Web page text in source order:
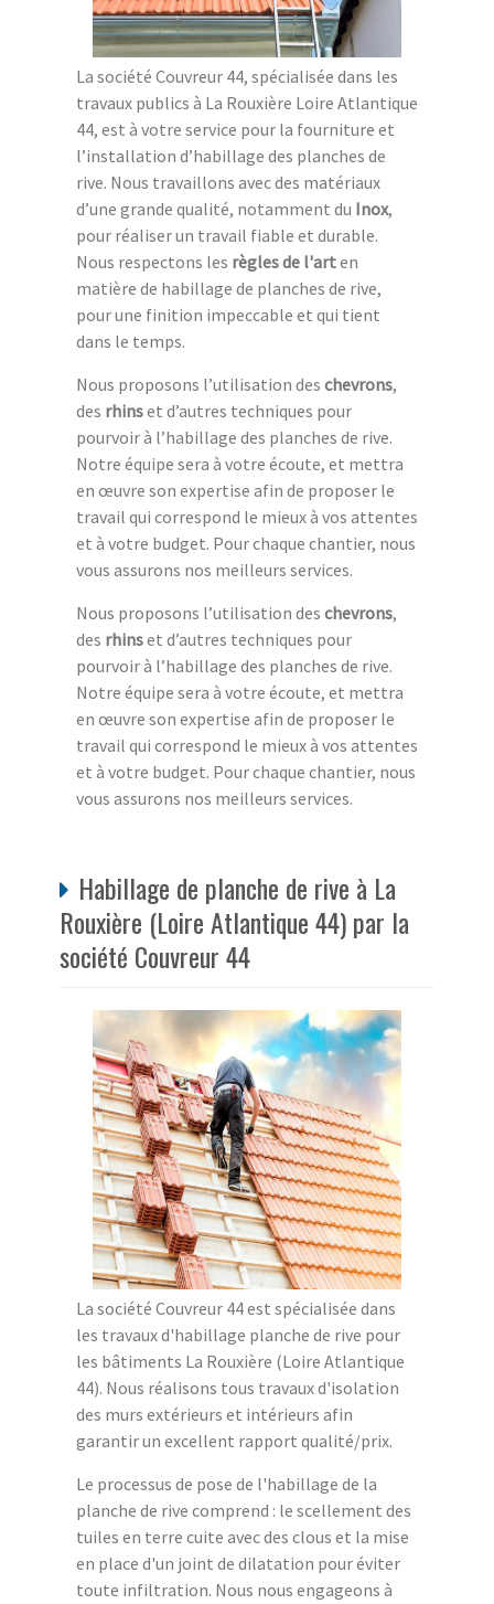
La société Couvreur 44, spécialisée dans les
travaux publics à La Rouxière Loire Atlantique
44, est à votre service pour la fourniture et
l’installation d’habillage des planches de
rive. Nous travaillons avec des matériaux
d’une grande qualité, notamment du Inox,
pour réaliser un travail fiable et durable.
Nous respectons les règles de l'arten
matière de habillage de planches de rive,
pour une finition impeccable et qui tient
dans le temps.
Nous proposons l’utilisation des chevrons,
des rhinset d’autres techniques pour
pourvoir à l’habillage des planches de rive.
Notre équipe sera à votre écoute, et mettra
en œuvre son expertise afin de proposer le
travail qui correspond le mieux à vos attentes
et à votre budget. Pour chaque chantier, nous
vous assurons nos meilleurs services.
Nous proposons l’utilisation des chevrons,
des rhinset d’autres techniques pour
pourvoir à l’habillage des planches de rive.
Notre équipe sera à votre écoute, et mettra
en œuvre son expertise afin de proposer le
travail qui correspond le mieux à vos attentes
et à votre budget. Pour chaque chantier, nous
vous assurons nos meilleurs services.
Habillage de planche de rive à La
Rouxière (Loire Atlantique 44) par la
société Couvreur 44
La société Couvreur 44 est spécialisée dans
les travaux d'habillage planche de rive pour
les bâtiments La Rouxière (Loire Atlantique
44). Nous réalisons tous travaux d'isolation
des murs extérieurs et intérieurs afin
garantir un excellent rapport qualité/prix.
Le processus de pose de l'habillage de la
planche de rive comprend : le scellement des
tuiles en terre cuite avec des clous et la mise
en place d'un joint de dilatation pour éviter
toute infiltration. Nous nous engageons à